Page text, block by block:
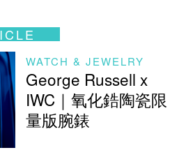
WATCH & JEWELRY
George Russell x
IWC｜氧化鋯陶瓷限
量版腕錶